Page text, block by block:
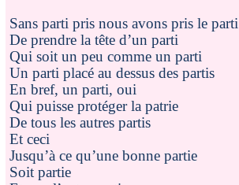
Sans parti pris nous avons pris le parti
De prendre la tête d’un parti
Qui soit un peu comme un parti
Un parti placé au dessus des partis
En bref, un parti, oui
Qui puisse protéger la patrie
De tous les autres partis
Et ceci
Jusqu’à ce qu’une bonne partie
Soit partie